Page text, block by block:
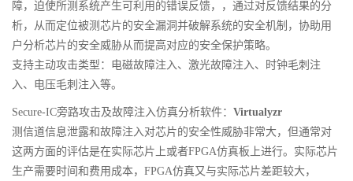
障，迫使所测系统产生可利用的错误反馈，，通过对反馈结果的分
析，从而定位被测芯片的安全漏洞并破解系统的安全机制，协助用
户分析芯片的安全威胁从而提高对应的安全保护策略。
支持主动攻击类型：电磁故障注入、激光故障注入、时钟毛刺注
入、电压毛刺注入等。
Secure-IC旁路攻击及故障注入仿真分析软件： Virtualyzr
测信道信息泄露和故障注入对芯片的安全性威胁非常大，但通常对
这两方面的评估是在实际芯片上或者FPGA仿真板上进行。实际芯片
生产需要时间和费用成本，FPGA仿真又与实际芯片差距较大，